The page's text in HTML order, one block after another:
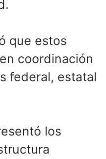
que estos
coordinación
federal, estatal
los